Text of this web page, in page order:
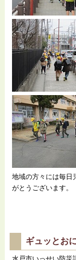
地域の方々には毎日
がとうございます。
ギュッとお